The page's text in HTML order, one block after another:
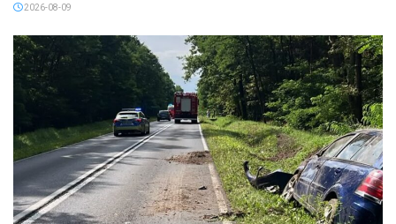
2026-08-09